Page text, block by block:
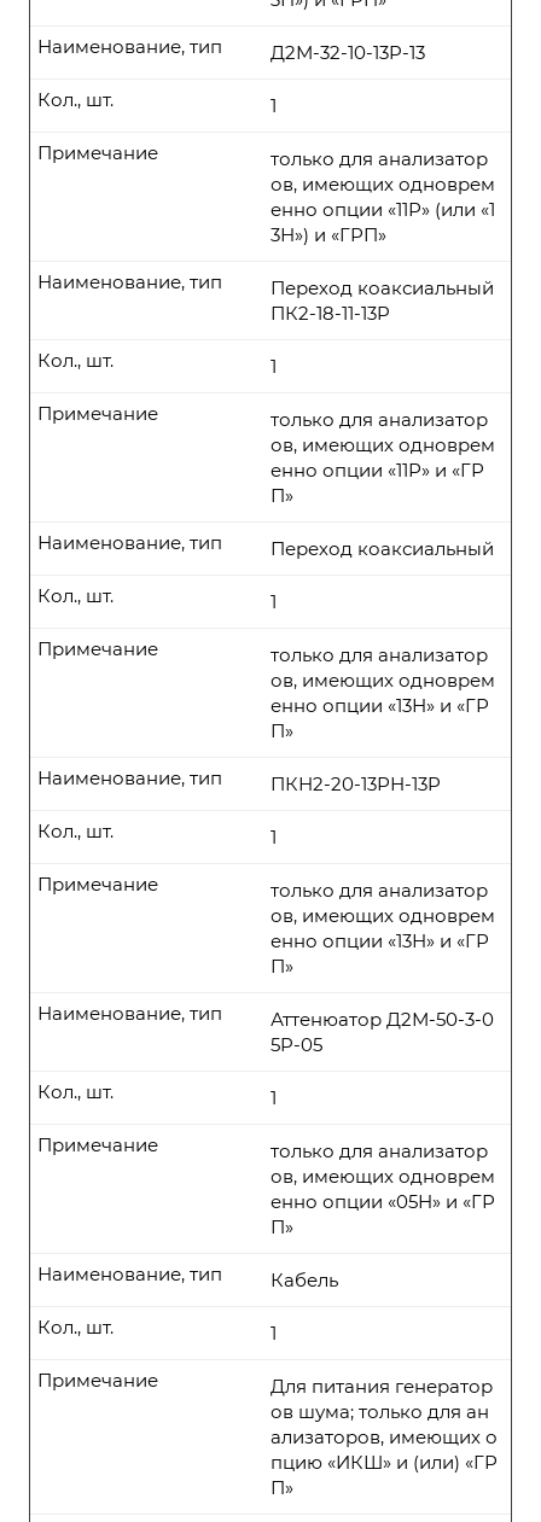
Д2М-32-10-13P-13
Наименование, тип
1
Кол., шт.
только для анализатор
ов, имеющих одноврем
енно опции «11Р» (или «1
3Н») и «ГРП»
Примечание
Переход коаксиальный
ПК2-18-11-13P
Наименование, тип
1
Кол., шт.
только для анализатор
ов, имеющих одноврем
енно опции «11Р» и «ГР
П»
Примечание
Переход коаксиальный
Наименование, тип
1
Кол., шт.
только для анализатор
ов, имеющих одноврем
енно опции «13Н» и «ГР
П»
Примечание
ПКН2-20-13РН-13P
Наименование, тип
1
Кол., шт.
только для анализатор
ов, имеющих одноврем
енно опции «13Н» и «ГР
П»
Примечание
Аттенюатор Д2М-50-3-0
5P-05
Наименование, тип
1
Кол., шт.
только для анализатор
ов, имеющих одноврем
енно опции «05Н» и «ГР
П»
Примечание
Кабель
Наименование, тип
1
Кол., шт.
Для питания генератор
ов шума; только для ан
ализаторов, имеющих о
пцию «ИКШ» и (или) «ГР
П»
Примечание